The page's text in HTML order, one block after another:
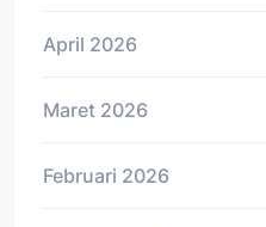
April 2026
Maret 2026
Februari 2026